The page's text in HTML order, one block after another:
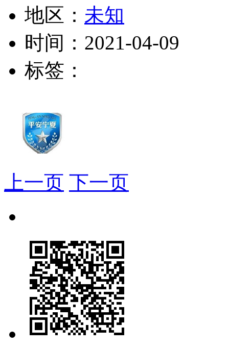
地区： 未知
时间： 2021-04-09
标签：
上一页 下一页